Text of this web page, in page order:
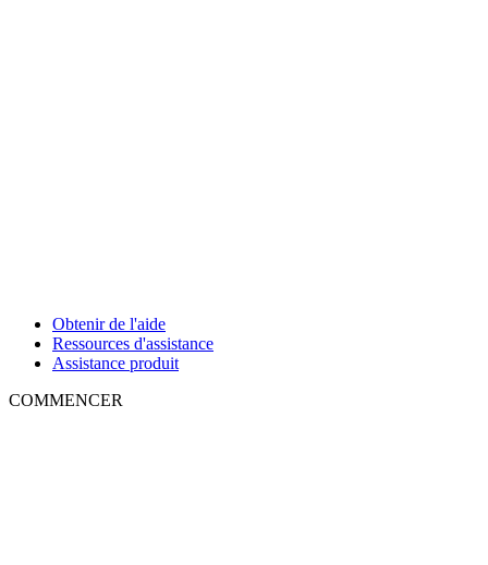
Obtenir de l'aide
Ressources d'assistance
Assistance produit
COMMENCER